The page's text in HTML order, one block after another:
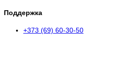
Поддержка
+373 (69) 60-30-50